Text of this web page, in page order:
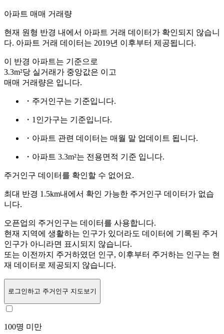
아파트 매매 거래량
현재 원형 반경 내에서 아파트 거래 데이터가 확인되지 않습니
다. 아파트 거래 데이터는 2019년 이후부터 제공됩니다.
이 반경 아파트는 기준으로
3.3m²당 실거래가 중앙값은 이고
매매 거래량은 입니다.
・주거인구는 기준입니다.
・1인가구는 기준입니다.
・아파트 관련 데이터는 매월 말 업데이트 됩니다.
・아파트 3.3m²는 전용면적 기준 입니다.
주거인구 데이터를 확인할 수 없어요.
최대 반경 1.5km내에서 확인 가능한 주거인구 데이터가 없습
니다.
오픈업의 주거인구는 데이터를 사용합니다.
현재 지역에 생활하는 인구가 있더라도 데이터에 기록된 주거
인구가 아니라면 표시되지 않습니다.
또는 이전까지 주거하였던 인구, 이후부터 주거하는 인구는 현
재 데이터로 제공되지 않습니다.
로그인하고 주거인구 지도보기
100명 미만